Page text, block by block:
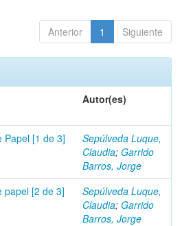
Anterior 1 Siguiente
Autor(es)
Papel [1 de 3]
Sepúlveda Luque,
Claudia; Garrido
Barros, Jorge
papel [2 de 3]
Sepúlveda Luque,
Claudia; Garrido
Barros, Jorge